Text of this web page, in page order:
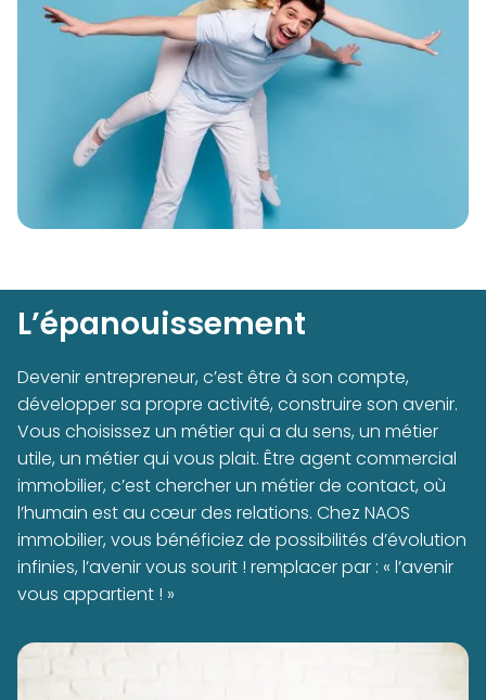
L’épanouissement
Devenir entrepreneur, c’est être à son compte,
développer sa propre activité, construire son avenir.
Vous choisissez un métier qui a du sens, un métier
utile, un métier qui vous plait. Être agent commercial
immobilier, c’est chercher un métier de contact, où
l’humain est au cœur des relations. Chez NAOS
immobilier, vous bénéficiez de possibilités d’évolution
infinies, l’avenir vous sourit ! remplacer par : « l’avenir
vous appartient ! »